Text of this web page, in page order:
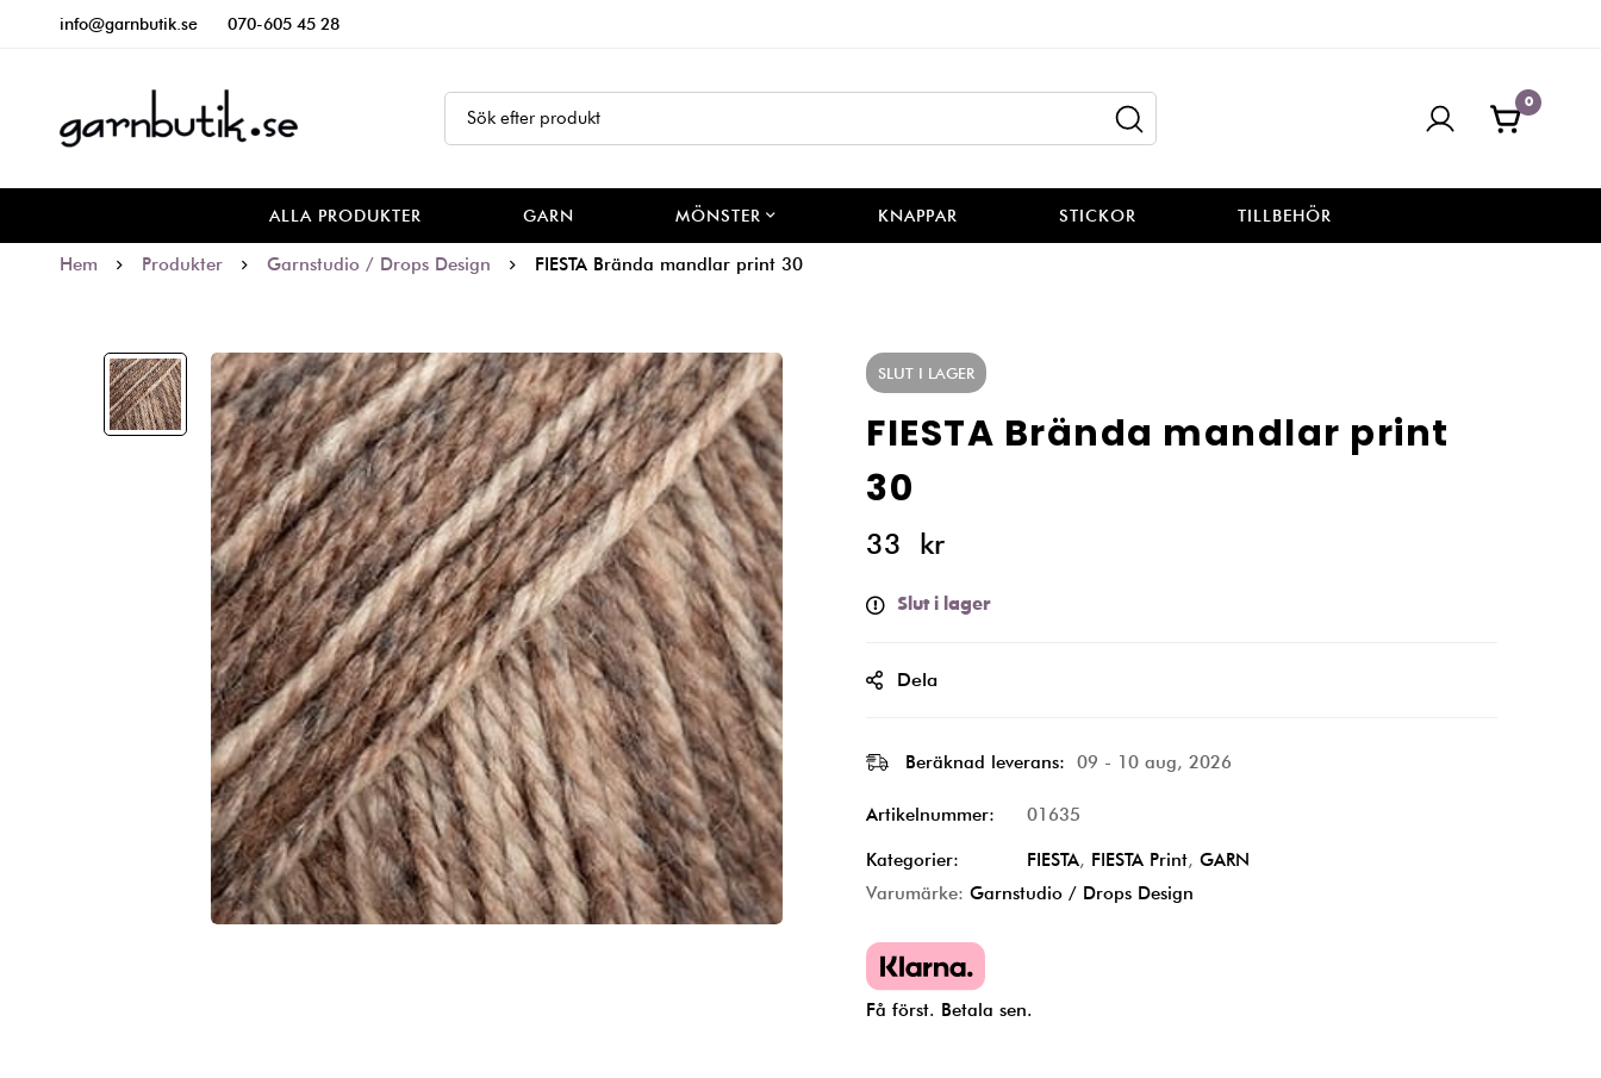
info@garnbutik.se 070-605 45 28
0
ALLA PRODUKTER GARN MÖNSTER KNAPPAR STICKOR TILLBEHÖR
Hem Produkter Garnstudio / Drops Design FIESTA Brända mandlar print 30
SLUT I LAGER
FIESTA Brända mandlar print
30
33 kr
Slut i lager
Dela
Beräknad leverans: 09 - 10 aug, 2026
Artikelnummer: 01635
Kategorier: FIESTA, FIESTA Print, GARN
Varumärke: Garnstudio / Drops Design
Få först. Betala sen.